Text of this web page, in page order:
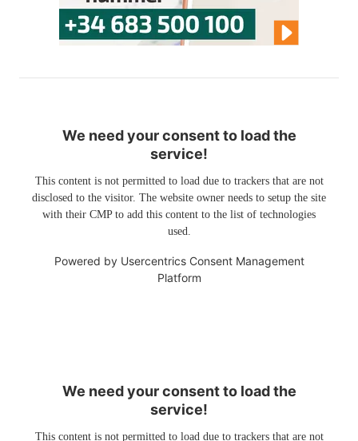
We need your consent to load the
service!
This content is not permitted to load due to trackers that are not
disclosed to the visitor. The website owner needs to setup the site
with their CMP to add this content to the list of technologies
used.
Powered by Usercentrics Consent Management
Platform
We need your consent to load the
service!
This content is not permitted to load due to trackers that are not